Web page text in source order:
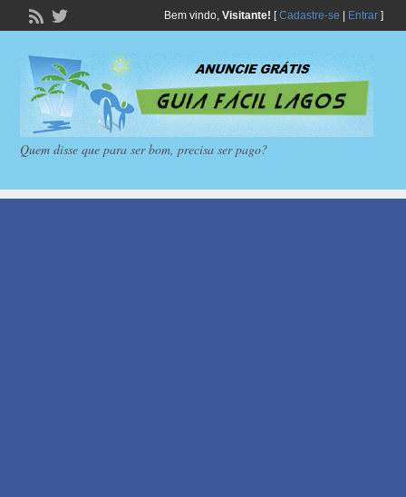
Bem vindo, Visitante! [Cadastre-se Entrar]
Quem disse que para ser bom, precisa ser pago?